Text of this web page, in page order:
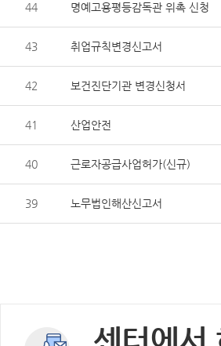
44 명예고용평등감독관 위촉 신청
43 취업규칙변경신고서
42 보건진단기관 변경신청서
41 산업안전
40 근로자공급사업허가(신규)
39 노무법인해산신고서